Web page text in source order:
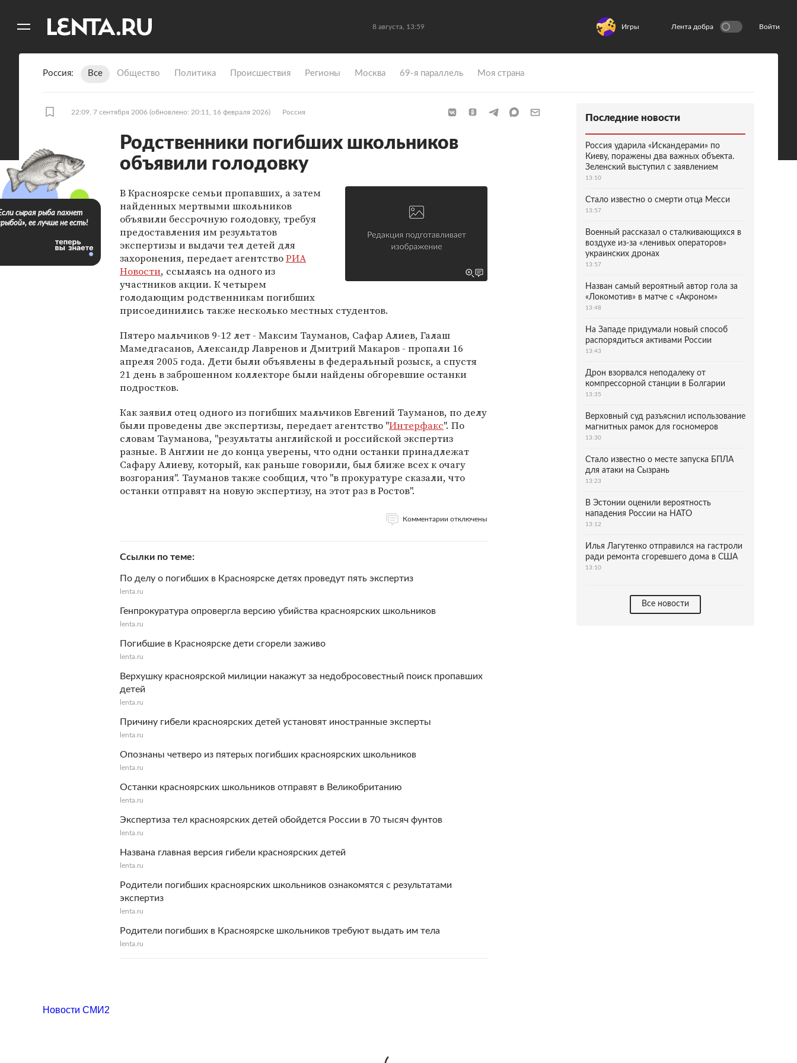
8 августа, 13:59 Игры Лента добра Войти
Россия Все Общество Политика Происшествия Регионы Москва 69-я параллель Моя страна
22:09, 7 сентября 2006 (обновлено: 20:11, 16 февраля 2026) Россия
Родственники погибших школьников
объявили голодовку
В Красноярске семьи пропавших, а затем
найденных мертвыми школьников
объявили бессрочную голодовку, требуя
предоставления им результатов
экспертизы и выдачи тел детей для
захоронения, передает агентствоРИА
Новости, ссылаясь на одного из
участников акции. К четырем
голодающим родственникам погибших
присоединились также несколько местных студентов.
Пятеро мальчиков 9-12 лет - Максим Тауманов, Сафар Алиев, Галаш
Мамедгасанов, Александр Лавренов и Дмитрий Макаров - пропали 16
апреля 2005 года. Дети были объявлены в федеральный розыск, а спустя
21 день в заброшенном коллекторе были найдены обгоревшие останки
подростков.
Как заявил отец одного из погибших мальчиков Евгений Тауманов, по делу
были проведены две экспертизы, передает агентство "Интерфакс". По
словам Тауманова, "результаты английской и российской экспертиз
разные. В Англии не до конца уверены, что одни останки принадлежат
Сафару Алиеву, который, как раньше говорили, был ближе всех к очагу
возгорания". Тауманов также сообщил, что "в прокуратуре сказали, что
останки отправят на новую экспертизу, на этот раз в Ростов".
Комментарии отключены
Ссылки по теме
По делу о погибших в Красноярске детях проведут пять экспертиз
lenta.ru
Генпрокуратура опровергла версию убийства красноярских школьников
lenta.ru
Погибшие в Красноярске дети сгорели заживо
lenta.ru
Верхушку красноярской милиции накажут за недобросовестный поиск пропавших
детей
lenta.ru
Причину гибели красноярских детей установят иностранные эксперты
lenta.ru
Опознаны четверо из пятерых погибших красноярских школьников
lenta.ru
Останки красноярских школьников отправят в Великобританию
lenta.ru
Экспертиза тел красноярских детей обойдется России в 70 тысяч фунтов
lenta.ru
Названа главная версия гибели красноярских детей
lenta.ru
Родители погибших красноярских школьников ознакомятся с результатами
экспертиз
lenta.ru
Родители погибших в Красноярске школьников требуют выдать им тела
lenta.ru
сырая рыба пахнет
ее лучше не есть!
Последние новости
Россия ударила «Искандерами» по
Киеву, поражены два важных объекта.
Зеленский выступил с заявлением
13:10
Стало известно о смерти отца Месси
13:57
Военный рассказал о сталкивающихся в
воздухе из-за «ленивых операторов»
украинских дронах
13:57
Назван самый вероятный автор гола за
«Локомотив» в матче с «Акроном»
13:48
На Западе придумали новый способ
распорядиться активами России
13:43
Дрон взорвался неподалеку от
компрессорной станции в Болгарии
13:35
Верховный суд разъяснил использование
магнитных рамок для госномеров
13:30
Стало известно о месте запуска БПЛА
для атаки на Сызрань
13:23
В Эстонии оценили вероятность
нападения России на НАТО
13:12
Илья Лагутенко отправился на гастроли
ради ремонта сгоревшего дома в США
13:10
Все новости
Новости СМИ2